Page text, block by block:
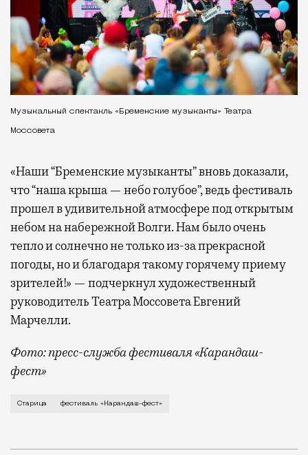
Музыкальный спектакль «Бременские музыканты» Театра
Моссовета
«Наши “Бременские музыканты” вновь доказали,
что “наша крыша — небо голубое”, ведь фестиваль
прошел в удивительной атмосфере под открытым
небом на набережной Волги. Нам было очень
тепло и солнечно не только из-за прекрасной
погоды, но и благодаря такому горячему приему
зрителей!» — подчеркнул художественный
руководитель Театра Моссовета Евгений
Марчелли.
Фото: пресс-служба фестиваля «Карандаш-
фест»
В минувший уикенд маленькая Старица в
Старица фестиваль «Карандаш-фест»